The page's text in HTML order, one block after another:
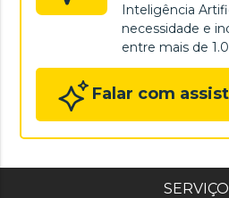
Inteligência
necessidade e
entre mais de
Falar com